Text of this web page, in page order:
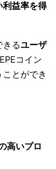
利益率を得
きるユーザ
コイン
とができ
高いプロ